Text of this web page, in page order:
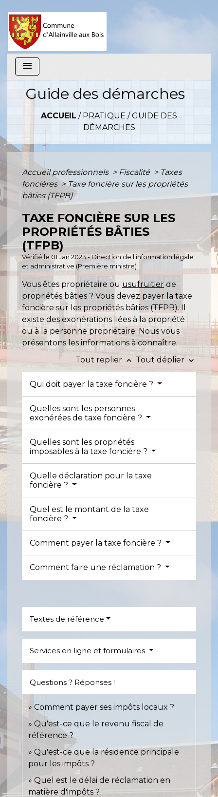
menu
Guide des démarches
ACCUEIL / PRATIQUE /GUIDE DES
DÉMARCHES
Accueil professionnels > Fiscalité > Taxes
foncières > Taxe foncière sur les propriétés
bâties (TFPB)
TAXE FONCIÈRE SUR LES
PROPRIÉTÉS BÂTIES
(TFPB)
Vérifié le 01 Jan 2023 - Direction de l'information légale
et administrative (Première ministre)
Vous êtes propriétaire ou usufruitierde
propriétés bâties ? Vous devez payer la taxe
foncière sur les propriétés bâties (TFPB). Il
existe des exonérations liées à la propriété
ou à la personne propriétaire. Nous vous
présentons les informations à connaître.
Tout replier keyboard_arrow_up Tout déplier keyboard_arrow_down
Qui doit payer la taxe foncière ?
Quelles sont les personnes
exonérées de taxe foncière ?
Quelles sont les propriétés
imposables à la taxe foncière ?
Quelle déclaration pour la taxe
foncière ?
Quel est le montant de la taxe
foncière ?
Comment payer la taxe foncière ?
Comment faire une réclamation ?
Textes de référence
Services en ligne et formulaires
Questions ? Réponses !
Comment payer ses impôts locaux ?
Qu'est-ce que le revenu fiscal de
référence ?
Qu'est-ce que la résidence principale
pour les impôts ?
Quel est le délai de réclamation en
matière d'impôts ?